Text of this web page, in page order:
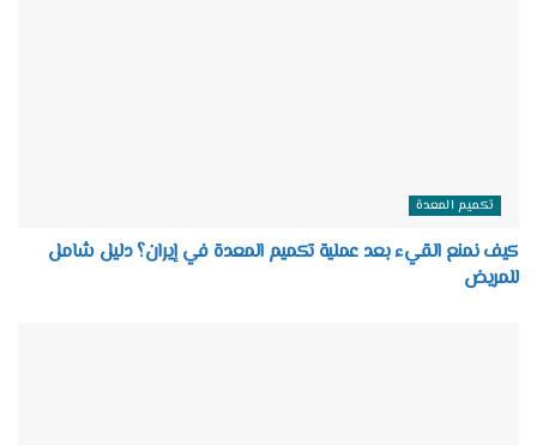
تكميم المعدة
كيف نمنع القيء بعد عملية تكميم المعدة في إيران؟ دليل شامل
للمريض